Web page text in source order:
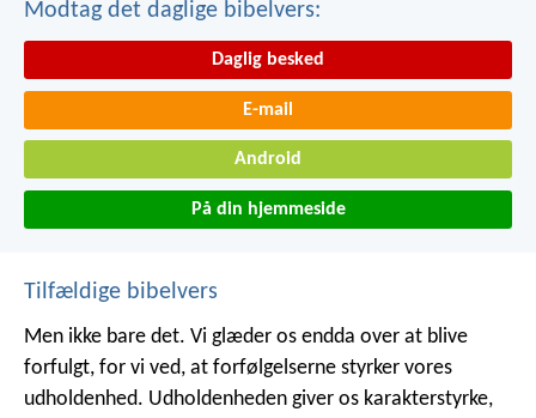
Modtag det daglige bibelvers:
Daglig besked
E-mail
Android
På din hjemmeside
Tilfældige bibelvers
Men ikke bare det. Vi glæder os endda over at blive
forfulgt, for vi ved, at forfølgelserne styrker vores
udholdenhed. Udholdenheden giver os karakterstyrke,